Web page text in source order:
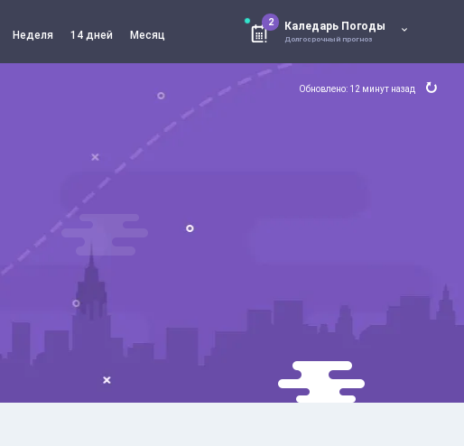
Неделя 14 дней Месяц
2 Каледарь Погоды
Долгосрочный прогноз
Обновлено: 12 минут назад